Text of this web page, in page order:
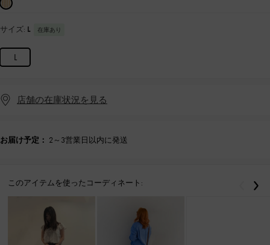
サイズ: L 在庫あり
L
店舗の在庫状況を見る
お届け予定： 2～3営業日以内に発送
このアイテムを使ったコーディネート: 戻る